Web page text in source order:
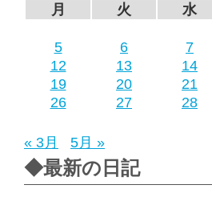
月
火 水
5
6 7
12
13 14
19
20 21
26
27 28
« 3月 5月 »
◆最新の日記